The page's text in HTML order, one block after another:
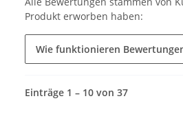
Produkt erworben haben:
Wie funktionieren
Einträge 1 – 10 von 37